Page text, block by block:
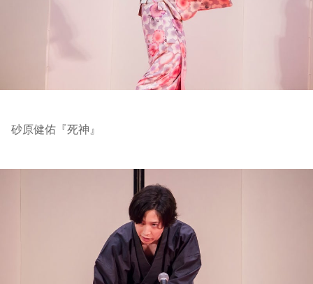
砂原健佑『死神』